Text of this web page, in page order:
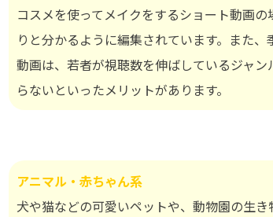
コスメを使ってメイクをするショート動画
りと分かるように編集されています。また
動画は、若者が視聴数を伸ばしているジャ
らないといったメリットがあります。
アニマル・赤ちゃん系
犬や猫などの可愛いペットや、動物園の生